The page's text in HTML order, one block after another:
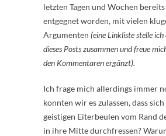
letzten Tagen und Wochen bereits
entgegnet worden, mit vielen
Argumenten (eine Linkliste stelle ich
dieses Posts zusammen und freue
den Kommentaren ergänzt).
Ich frage mich allerdings immer
konnten wir es zulassen, dass sich
geistigen Eiterbeulen vom Rand
in ihre Mitte durchfressen?